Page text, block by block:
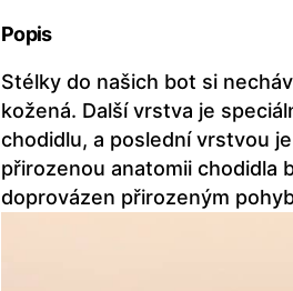
Popis
Stélky do našich bot si
kožená. Další vrstva je
chodidlu, a poslední vrstvou
přirozenou anatomii chodidla
doprovázen přirozeným